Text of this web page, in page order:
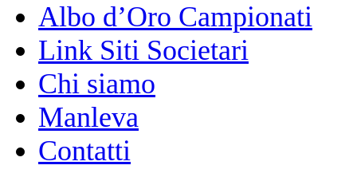
Albo d’Oro Campionati
Link Siti Societari
Chi siamo
Manleva
Contatti